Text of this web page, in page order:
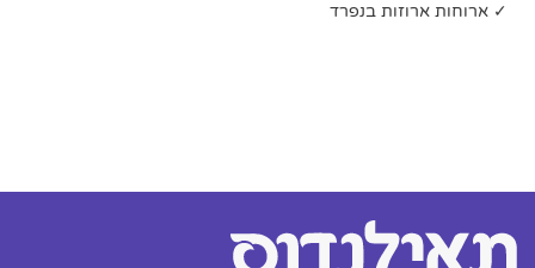
✓ ארוחות ארוזות בנפרד